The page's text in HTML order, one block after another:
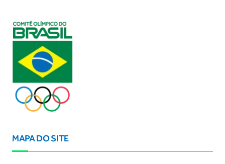
MAPA DO SITE